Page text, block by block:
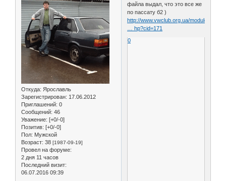
Откуда: Ярославль
Зарегистрирован: 17.06.2012
Приглашений: 0
Сообщений: 46
Уважение: [+0/-0]
Позитив: [+0/-0]
Пол: Мужской
Возраст: 38 [1987-09-19]
Провел на форуме:
2 дня 11 часов
Последний визит:
06.07.2016 09:39
файла выдал, что это все же
по пассату б2 )
http://www.vwclub.org.ua/modules/
… hp?cid=171
0